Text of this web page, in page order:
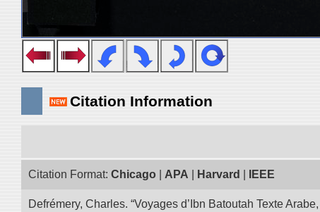
Citation Information
Citation Format: Chicago APA Harvard IEEE
Defrémery, Charles. “Voyages d’Ibn Batoutah Texte